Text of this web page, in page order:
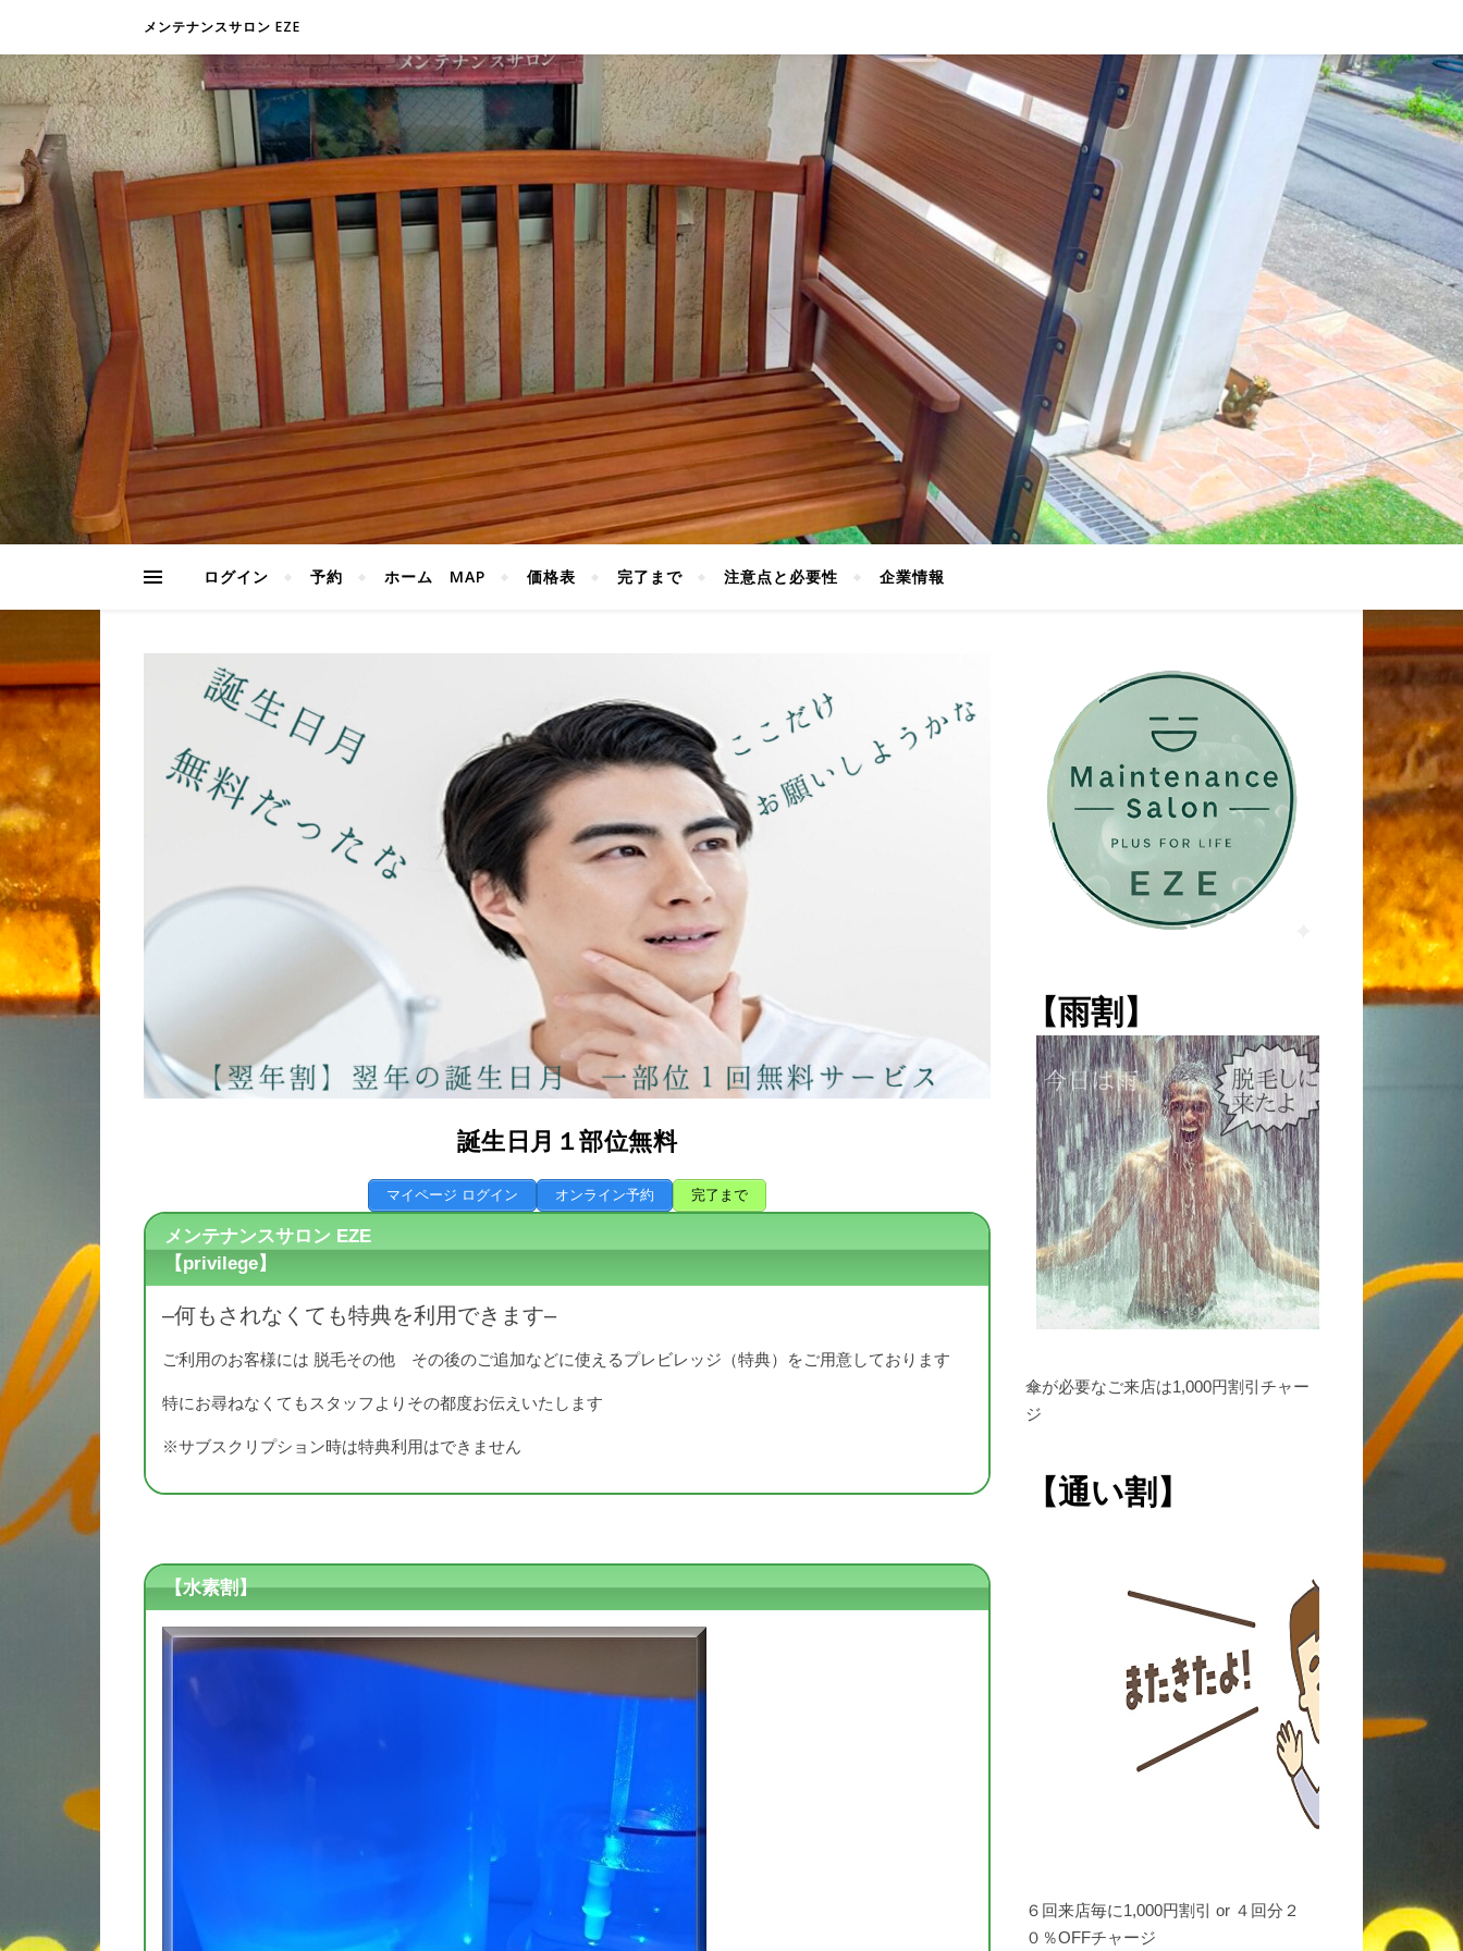
メンテナンスサロン EZE
ログイン 予約 ホーム MAP 価格表 完了まで 注意点と必要性 企業情報
誕生日月１部位無料
マイページ ログイン オンライン予約 完了まで
メンテナンスサロン EZE
【privilege】
–何もされなくても特典を利用できます–
ご利用のお客様には 脱毛その他 その後のご追加などに使えるプレビレッジ（特典）をご用意しております
特にお尋ねなくてもスタッフよりその都度お伝えいたします
※サブスクリプション時は特典利用はできません
【水素割】
【雨割】
傘が必要なご来店は1,000円割引チャー
ジ
【通い割】
６回来店毎に1,000円割引 or ４回分２
０％OFFチャージ